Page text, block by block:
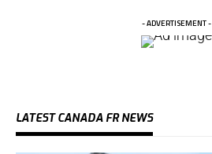
- ADVERTISEMENT -
LATEST CANADA FR NEWS